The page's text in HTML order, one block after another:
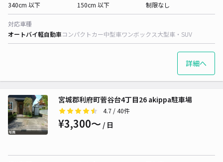
340cm 以下
150cm 以下
制限なし
対応車種
オートバイ軽自動車コンパクトカー中型車ワンボックス大型車・SUV
詳細へ
宮城郡利府町菅谷台4丁目26 akippa駐車場
4.7 / 40件
¥3,300〜 / 日